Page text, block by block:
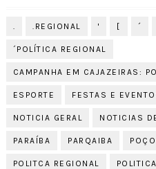
. .REGIONAL ' [ ´
´POLÍTICA REGIONAL
CAMPANHA EM CAJAZEIRAS:
ESPORTE FESTAS E
NOTICIA GERAL NOTICIAS
PARAÍBA PARQAIBA
POLITCA REGIONAL POLITICA